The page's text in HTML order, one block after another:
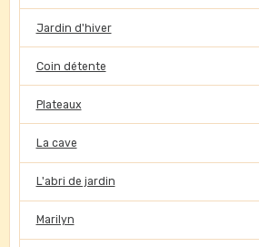
Jardin d'hiver
Coin détente
Plateaux
La cave
L'abri de jardin
Marilyn